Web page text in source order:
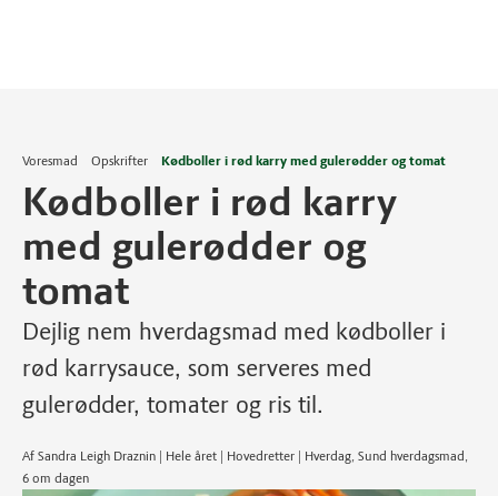
Voresmad Opskrifter Kødboller i rød karry med gulerødder og tomat
Kødboller i rød karry
med gulerødder og
tomat
Dejlig nem hverdagsmad med kødboller i
rød karrysauce, som serveres med
gulerødder, tomater og ris til.
Af Sandra Leigh Draznin | Hele året | Hovedretter | Hverdag, Sund hverdagsmad,
6 om dagen